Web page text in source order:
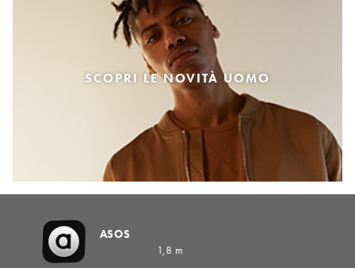
SCOPRI LE NOVITÀ UOMO
ASOS
1,8 m